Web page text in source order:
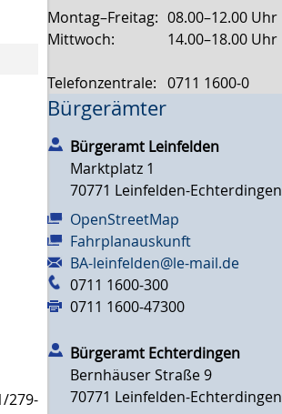
279-
Montag–Freitag: 08.00–12.00 Uhr
Mittwoch:
14.00–18.00 Uhr
Telefonzentrale: 0711 1600-0
Bürgerämter
Bürgeramt Leinfelden
Marktplatz 1
70771 Leinfelden-Echterdingen
OpenStreetMap
Fahrplanauskunft
BA-leinfelden@le-mail.de
0711 1600-300
0711 1600-47300
Bürgeramt Echterdingen
Bernhäuser Straße 9
70771 Leinfelden-Echterdingen